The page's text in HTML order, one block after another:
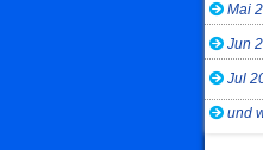
Mai
Jun
Jul
und